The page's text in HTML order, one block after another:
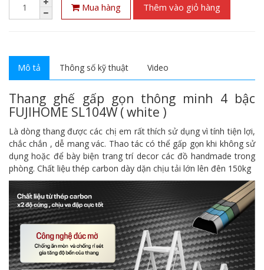
Mua hàng Thêm vào giỏ hàng
Mô tả Thông số kỹ thuật Video
Thang ghế gấp gọn thông minh 4 bậc
FUJIHOME SL104W ( white )
Là dòng thang được các chị em rất thích sử dụng vì tính tiện lợi,
chắc chắn , dễ mang vác. Thao tác có thể gấp gọn khi không sử
dụng hoặc để bày biện trang trí decor các đồ handmade trong
phòng. Chất liệu thép carbon dày dặn chịu tải lớn lên đên 150kg